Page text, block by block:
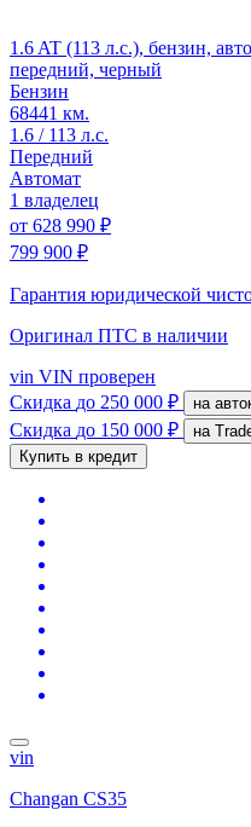
1.6 AT (113 л.с.), бензин,
передний, черный
Бензин
68441 км.
1.6 / 113 л.с.
Передний
Автомат
1 владелец
от 628 990 ₽
799 900 ₽
Гарантия юридической
Оригинал ПТС в наличии
vin VIN проверен
Скидка до 250 000 ₽ на
Скидка до 150 000 ₽
на
Купить в кредит
vin
Changan CS35